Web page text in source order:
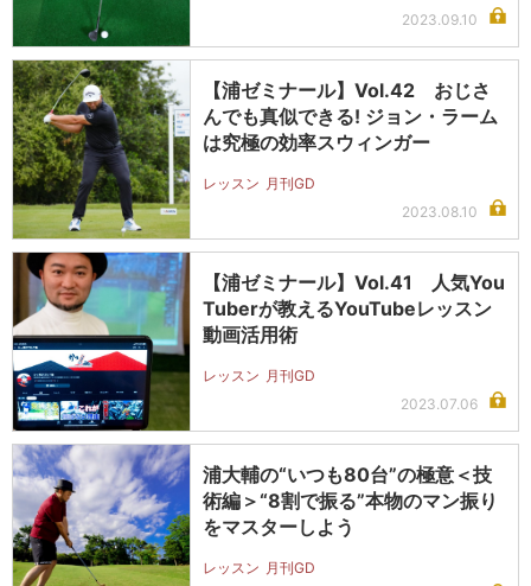
2023.09.10
【浦ゼミナール】Vol.42 おじさ
んでも真似できる! ジョン・ラーム
は究極の効率スウィンガー
レッスン 月刊GD
2023.08.10
【浦ゼミナール】Vol.41 人気You
Tuberが教えるYouTubeレッスン
動画活用術
レッスン 月刊GD
2023.07.06
浦大輔の“いつも80台”の極意＜技
術編＞“8割で振る”本物のマン振り
をマスターしよう
レッスン 月刊GD